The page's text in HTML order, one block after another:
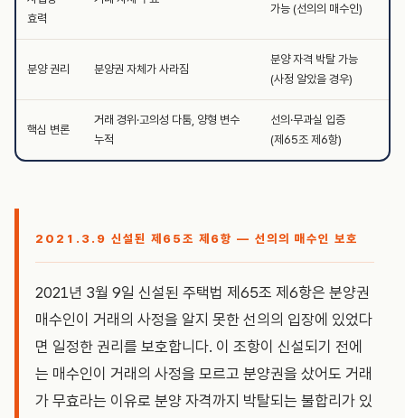
효력
가능 (선의의 매수인)
분양 권리 분양권 자체가 사라짐
분양 자격 박탈 가능
(사정 알았을 경우)
핵심 변론
거래 경위·고의성 다툼, 양형 변수
누적
선의·무과실 입증
(제65조 제6항)
2021.3.9 신설된 제65조 제6항 — 선의의 매수인 보호
2021년 3월 9일 신설된 주택법 제65조 제6항은 분양권
매수인이 거래의 사정을 알지 못한 선의의 입장에 있었다
면 일정한 권리를 보호합니다. 이 조항이 신설되기 전에
는 매수인이 거래의 사정을 모르고 분양권을 샀어도 거래
가 무효라는 이유로 분양 자격까지 박탈되는 불합리가 있